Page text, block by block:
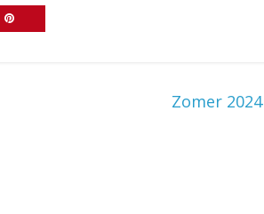
Zomer 2024